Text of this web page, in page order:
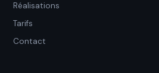
Réalisations
Tarifs
Contact